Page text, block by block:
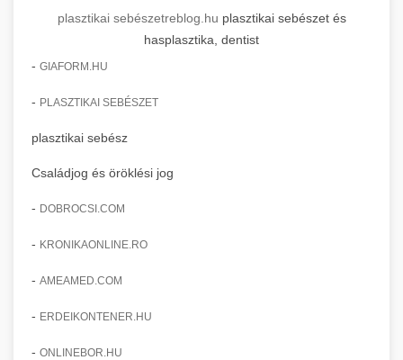
plasztikai sebészetreblog.hu plasztikai sebészet és
hasplasztika, dentist
- GIAFORM.HU
- PLASZTIKAI SEBÉSZET
plasztikai sebész
Családjog és öröklési jog
- DOBROCSI.COM
- KRONIKAONLINE.RO
- AMEAMED.COM
- ERDEIKONTENER.HU
- ONLINEBOR.HU